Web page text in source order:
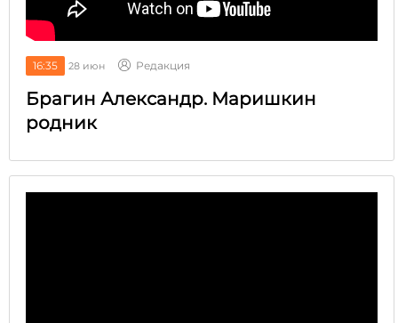
16:35 28 июн Редакция
Брагин Александр. Маришкин
родник